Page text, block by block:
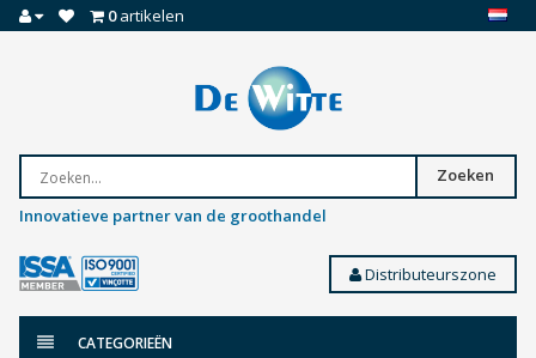
0artikelen
Zoeken
Innovatieve partner van de groothandel
Distributeurszone
CATEGORIEËN